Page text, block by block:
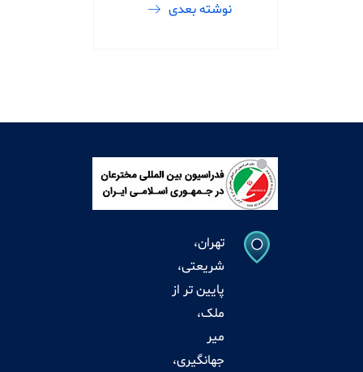
نوشته بعدی
تهران،
شریعتی،
پایین تر از
ملک،
میر
جهانگیری،